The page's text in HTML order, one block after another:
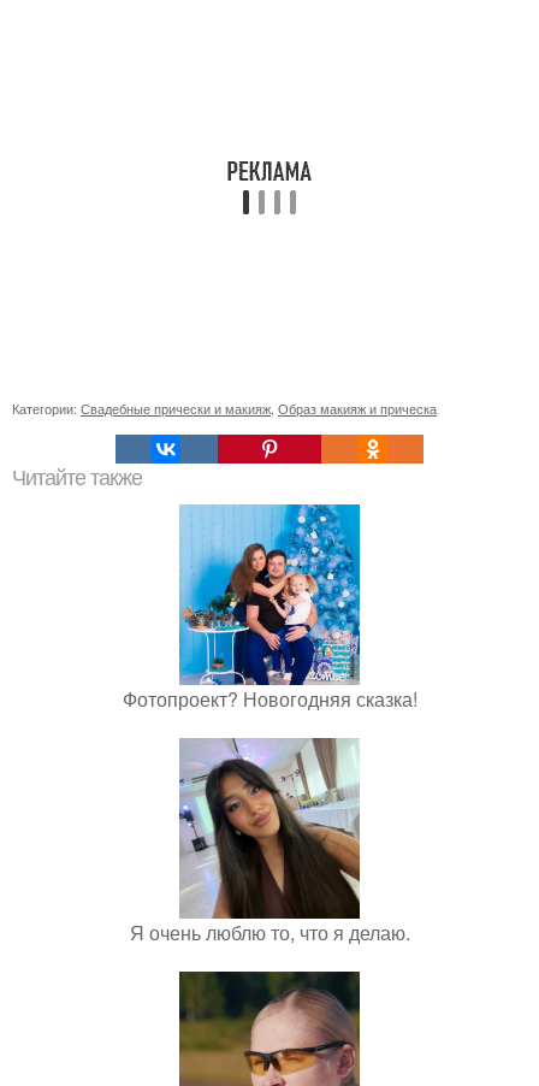
Категории: Свадебные прически и макияж Образ макияж и прическа
Читайте также
Фотопроект? Новогодняя сказка!
Я очень люблю то, что я делаю.